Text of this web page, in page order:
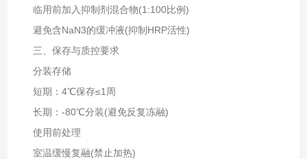
临用前加入抑制剂混合物(1:100比例)
避免含NaN3的缓冲液(抑制HRP活性)
三、保存与质控要求
分装存储‌
短期：4℃保存≤1周
长期：-80℃分装(避免反复冻融)
使用前处理‌
室温缓慢复融(禁止加热)